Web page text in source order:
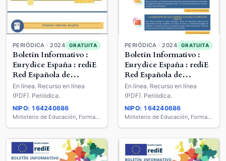
PERIÓDICA · 2024 GRATUITA
Boletín Informativo :
Eurydice España : rediE
Red Española de
Información sobre
Educación
En línea. Recurso en línea
(PDF). Periódica.
NIPO: 164240686
Ministerio de Educación, Formación Profesional y Deportes
PERIÓDICA · 2024 GRATUITA
Boletín Informativo :
Eurydice España : rediE
Red Española de
Información sobre
Educación
En línea. Recurso en línea
(PDF). Periódica.
NIPO: 164240686
Ministerio de Educación, Formación Profesional y Deportes